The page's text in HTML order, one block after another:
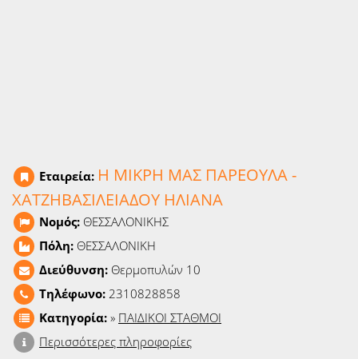
Εταιρεία: Η ΜΙΚΡΗ ΜΑΣ ΠΑΡΕΟΥΛΑ -
ΧΑΤΖΗΒΑΣΙΛΕΙΑΔΟΥ ΗΛΙΑΝΑ
Νομός: ΘΕΣΣΑΛΟΝΙΚΗΣ
Πόλη: ΘΕΣΣΑΛΟΝΙΚΗ
Διεύθυνση: Θερμοπυλών 10
Τηλέφωνο: 2310828858
Κατηγορία: » ΠΑΙΔΙΚΟΙ ΣΤΑΘΜΟΙ
Περισσότερες πληροφορίες